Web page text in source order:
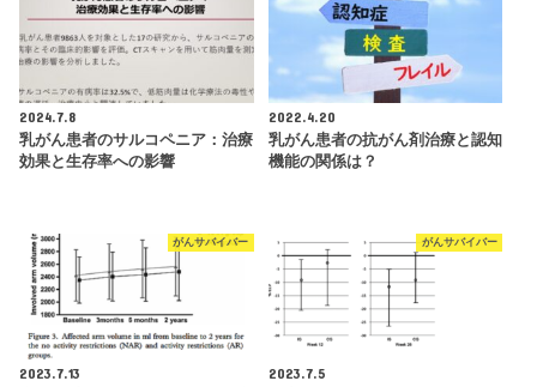
2024.7.8
乳がん患者のサルコペニア：治療
効果と生存率への影響
2022.4.20
乳がん患者の抗がん剤治療と認知
機能の関係は？
がんサバイバー
2023.7.13
がんサバイバー
2023.7.5